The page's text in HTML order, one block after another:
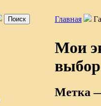
Главная
Мои
Метка